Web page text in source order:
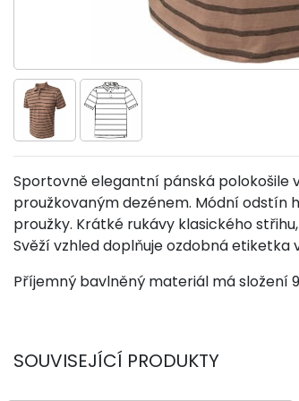
Sportovně elegantní pánská polokošile
proužkovaným dezénem. Módní odstín
proužky. Krátké rukávy klasického
Svěží vzhled doplňuje ozdobná
Příjemný bavlněný materiál má složení
SOUVISEJÍCÍ PRODUKTY